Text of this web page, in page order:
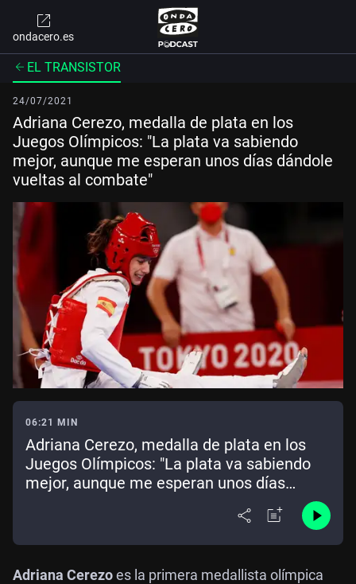
ondacero.es
EL TRANSISTOR
24/07/2021
Adriana Cerezo, medalla de plata en los
Juegos Olímpicos: "La plata va sabiendo
mejor, aunque me esperan unos días dándole
vueltas al combate"
06:21 MIN
Adriana Cerezo, medalla de plata en los
Juegos Olímpicos: "La plata va sabiendo
mejor, aunque me esperan unos días
Adriana Cerezoes la primera medallista olímpica